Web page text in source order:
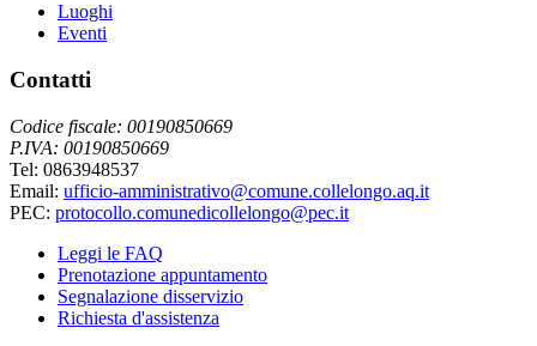
Luoghi
Eventi
Contatti
Codice fiscale: 00190850669
P.IVA: 00190850669
Tel: 0863948537
Email: ufficio-amministrativo@comune.collelongo.aq.it
PEC: protocollo.comunedicollelongo@pec.it
Leggi le FAQ
Prenotazione appuntamento
Segnalazione disservizio
Richiesta d'assistenza